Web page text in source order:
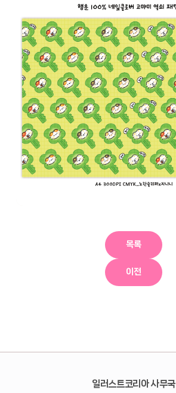
목록
이전
일러스트코리아 사무국